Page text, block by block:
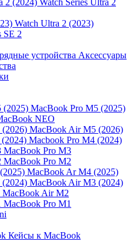
Watch Series Ultra 2
Watch Ultra 2 (2023)
SE 2
Аксессуары
MacBook Pro M5 (2025)
NEO
MacBook Air M5 (2026)
Macbook Pro M4 (2024)
MacBook Pro M3
MacBook Pro M2
MacBook Ar M4 (2025)
MacBook Air M3 (2024)
MacBook Air M2
MacBook Pro M1
Кейсы к MacBook